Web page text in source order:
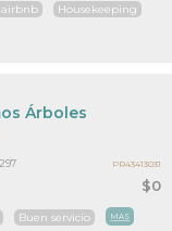
Housekeeping
$0
Árboles
Buen servicio MAS
PR43413031